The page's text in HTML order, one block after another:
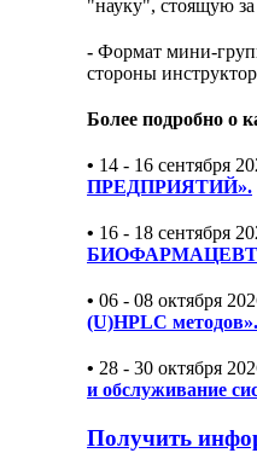
"науку", стоящую
- Формат мини-
стороны
Более подробно о
• 14 - 16 сентября
ПРЕДПРИЯТИЙ».
• 16 - 18 сентября
• 06 - 08 октября
(U)HPLC методов».
• 28 - 30 октября
и обслуживание
Получить